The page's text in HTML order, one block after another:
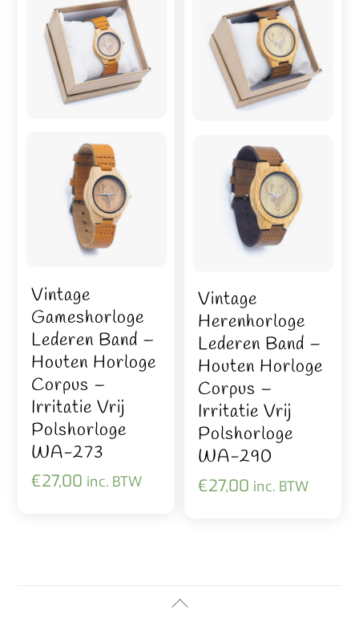
Vintage
Gameshorloge
Lederen Band –
Houten Horloge
Corpus –
Irritatie Vrij
Polshorloge
WA-273
€27,00 inc. BTW
Vintage
Herenhorloge
Lederen Band –
Houten Horloge
Corpus –
Irritatie Vrij
Polshorloge
WA-290
€27,00 inc. BTW
Back